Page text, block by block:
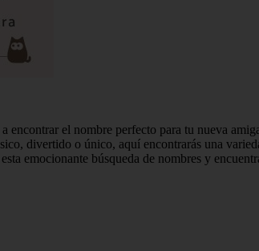
encontrar el nombre perfecto para tu nueva
divertido o único, aquí encontrarás una
emocionante búsqueda de nombres y